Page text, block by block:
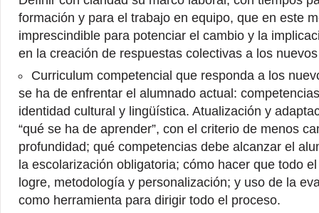
formación y para el trabajo en equipo, que en este
imprescindible para potenciar el cambio y la
en la creación de respuestas colectivas a los
Curriculum competencial que responda a los
se ha de enfrentar el alumnado actual:
identidad cultural y lingüística. Atualización y
“qué se ha de aprender”, con el criterio de menos
profundidad; qué competencias debe alcanzar el
la escolarización obligatoria; cómo hacer que todo
logre, metodología y personalización; y uso de la
como herramienta para dirigir todo el proceso.